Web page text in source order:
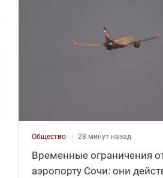
Общество 28 минут назад
Временные ограничения
аэропорту Сочи: они